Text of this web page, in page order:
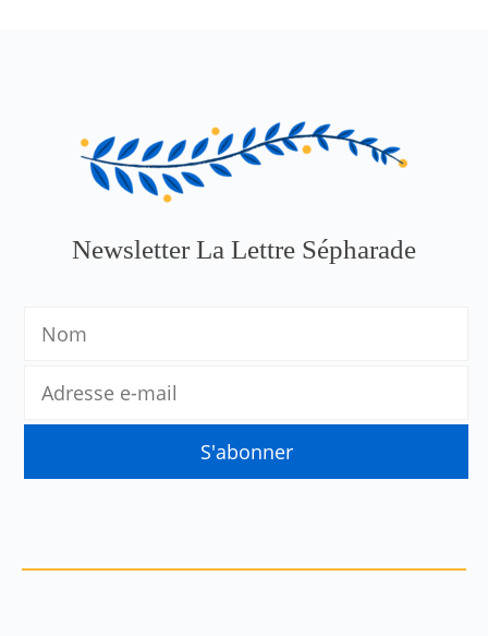
Newsletter La Lettre Sépharade